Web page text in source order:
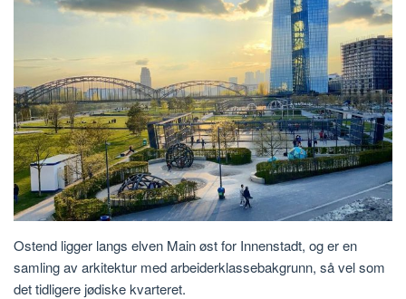
Ostend ligger langs elven Main øst for Innenstadt, og er en
samling av arkitektur med arbeiderklassebakgrunn, så vel som
det tidligere jødiske kvarteret.